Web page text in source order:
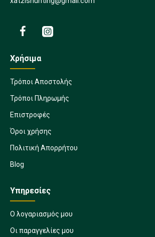
Χρήσιμα
Τρόποι Αποστολής
Τρόποι Πληρωμής
Επιστροφές
Όροι χρήσης
Πολιτική Απορρήτου
Blog
Υπηρεσίες
Ο λογαριασμός μου
Οι παραγγελίες μου